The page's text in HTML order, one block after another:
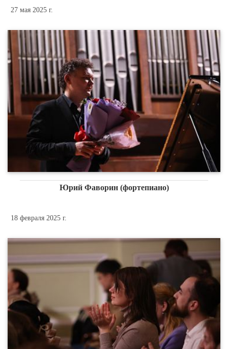
27 мая 2025 г.
Юрий Фаворин (фортепиано)
18 февраля 2025 г.